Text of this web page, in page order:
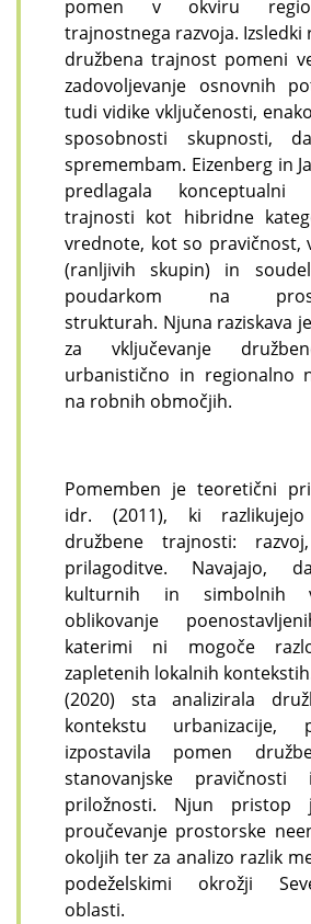
pomen v okviru
trajnostnega razvoja. Izsledki
družbena trajnost pomeni
zadovoljevanje osnovnih
tudi vidike vključenosti,
sposobnosti skupnosti,
spremembam. Eizenberg in
predlagala
trajnosti kot hibridne
vrednote, kot so pravičnost,
(ranljivih skupin) in
poudarkom na
strukturah. Njuna raziskava
za vključevanje
urbanistično in regionalno
na robnih območjih.
Pomemben je teoretični
idr. (2011), ki
družbene trajnosti:
prilagoditve. Navajajo,
kulturnih in simbolnih
oblikovanje
katerimi ni mogoče
zapletenih lokalnih
(2020) sta analizirala
kontekstu
izpostavila pomen
stanovanjske
priložnosti. Njun pristop
proučevanje prostorske
okoljih ter za analizo razlik
podeželskimi okrožji
oblasti.